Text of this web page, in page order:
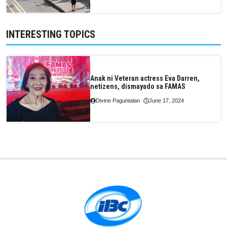
INTERESTING TOPICS
Anak ni Veteran actress Eva Darren,
netizens, dismayado sa FAMAS
Divine Paguntalan June 17, 2024